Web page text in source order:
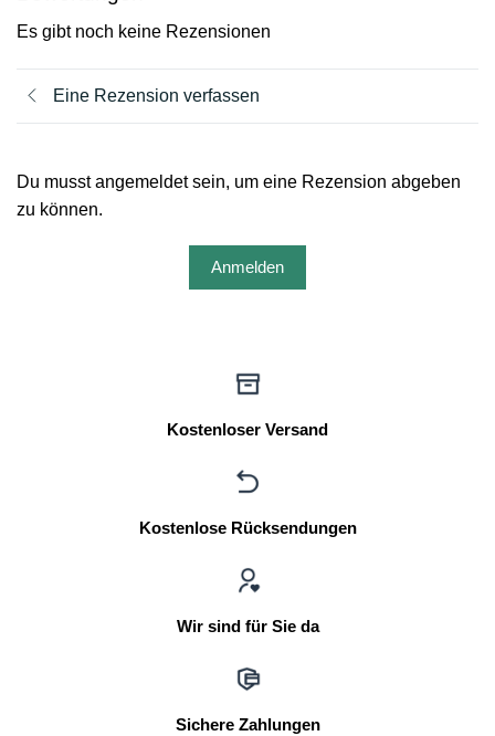
Es gibt noch keine Rezensionen
Eine Rezension verfassen
Du musst angemeldet sein, um eine Rezension abgeben
zu können.
Anmelden
Kostenloser Versand
Kostenlose Rücksendungen
Wir sind für Sie da
Sichere Zahlungen